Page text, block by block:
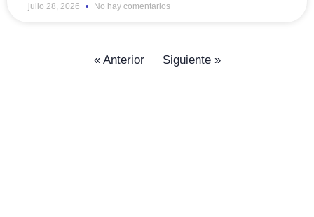
julio 28, 2026 No hay comentarios
« Anterior Siguiente »